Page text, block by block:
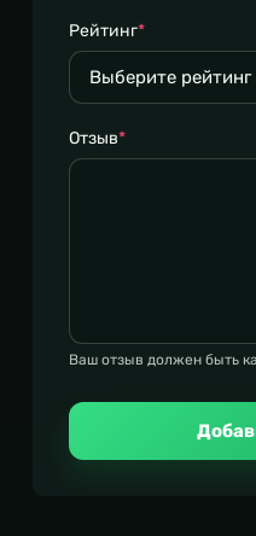
Рейтинг*
Отзыв*
Ваш отзыв должен быть